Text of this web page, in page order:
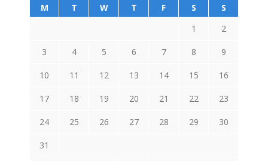
M T W T F S S
1 2
3 4 5 6 7 8 9
10 11 12 13 14 15 16
17 18 19 20 21 22 23
24 25 26 27 28 29 30
31